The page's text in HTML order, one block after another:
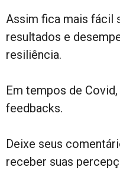
Assim fica mais fácil
resultados e
resiliência.
Em tempos de
feedbacks.
Deixe seus
receber suas